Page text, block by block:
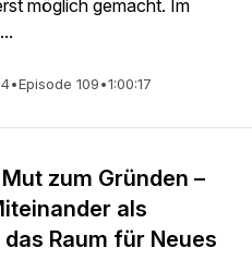
möglich gemacht. Im
•Episode 109•1:00:17
zum Gründen –
als
Raum für Neues